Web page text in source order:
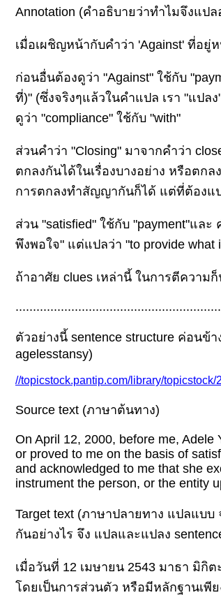
Annotation (คำอธิบายว่าทำไมจึงแป
เมื่อเผชิญหน้ากับคำว่า 'Against' ที่อ
ก่อนอื่นต้องดูว่า "Against" ใช้กับ
ที่)" (ซึ่งจริงๆแล้วในคำแปล เรา "แปล
ดูว่า "compliance" ใช้กับ "with"
ส่วนคำว่า "Closing" มาจากคำว่า
ตกลงกันได้ในเรื่องบางอย่าง หรือตก
การตกลงทำสัญญากันก็ได้ แต่ที่ต้องแ
ส่วน "satisfied" ใช้กับ "payment"แล
พึงพอใจ" แต่แปลว่า "to provide what
ถ้าอาศัย clues เหล่านี้ ในการตีควา
ตัวอย่างนี้ sentence structure ค่อนข้
agelesstansy)
//topicstock.pantip.com/library/
Source text (ภาษาต้นทาง)
On April 12, 2000, before me,
or proved to me on the basis of
and acknowledged to me that she
instrument the person, or the entity
Target text (ภาษาปลายทาง แปลแบ
กันอย่างไร จึง แปลและแปลง
เมื่อวันที่ 12 เมษายน 2543 มาธา มิกิ
ดยเป็นการส่วนตัว หรือมีหลักฐานเพี